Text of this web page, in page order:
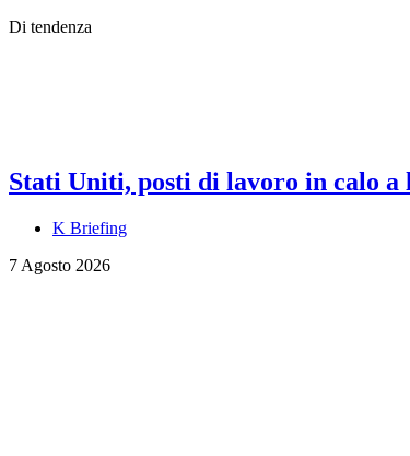
Di tendenza
Stati Uniti, posti di lavoro in calo a
K Briefing
7 Agosto 2026